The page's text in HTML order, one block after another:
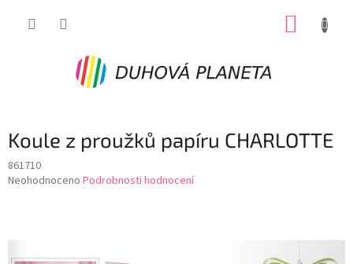
Koule z proužků papíru CHARLOTTE
861710
Průměrné
0,0
z
Neohodnoceno Podrobnosti hodnocení